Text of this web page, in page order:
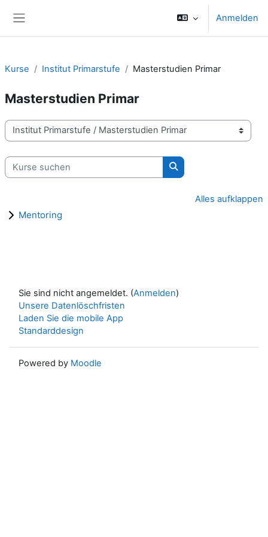
Anmelden
Kurse Institut Primarstufe Masterstudien Primar
Masterstudien Primar
Kursbereiche
Kurse suchen
Kurse suchen
Alles aufklappen
Mentoring
Sie sind nicht angemeldet. (Anmelden)
Unsere Datenlöschfristen
Laden Sie die mobile App
Standarddesign
Powered by Moodle